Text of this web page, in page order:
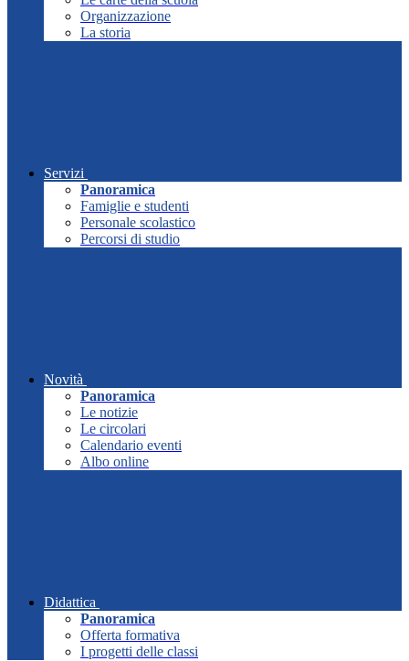
Organizzazione
La storia
Servizi
Panoramica
Famiglie e studenti
Personale scolastico
Percorsi di studio
Novità
Panoramica
Le notizie
Le circolari
Calendario eventi
Albo online
Didattica
Panoramica
Offerta formativa
I progetti delle classi